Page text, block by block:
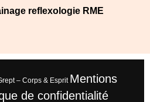
– Corps & Esprit Mentions
de confidentialité